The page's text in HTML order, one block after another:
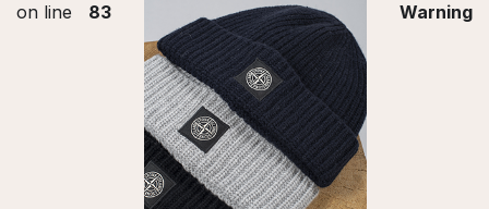
on line
83 Warning